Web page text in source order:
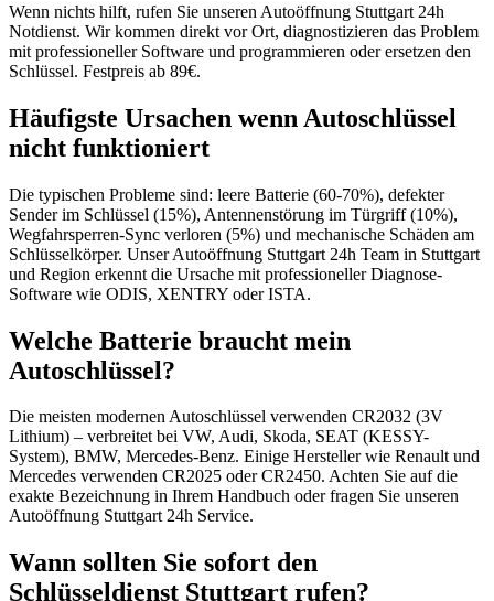
Wenn nichts hilft, rufen Sie unseren Autoöffnung Stuttgart 24h
Notdienst. Wir kommen direkt vor Ort, diagnostizieren das Problem
mit professioneller Software und programmieren oder ersetzen den
Schlüssel. Festpreis ab 89€.
Häufigste Ursachen wenn Autoschlüssel
nicht funktioniert
Die typischen Probleme sind: leere Batterie (60-70%), defekter
Sender im Schlüssel (15%), Antennenstörung im Türgriff (10%),
Wegfahrsperren-Sync verloren (5%) und mechanische Schäden am
Schlüsselkörper. Unser Autoöffnung Stuttgart 24h Team in Stuttgart
und Region erkennt die Ursache mit professioneller Diagnose-
Software wie ODIS, XENTRY oder ISTA.
Welche Batterie braucht mein
Autoschlüssel?
Die meisten modernen Autoschlüssel verwenden CR2032 (3V
Lithium) – verbreitet bei VW, Audi, Skoda, SEAT (KESSY-
System), BMW, Mercedes-Benz. Einige Hersteller wie Renault und
Mercedes verwenden CR2025 oder CR2450. Achten Sie auf die
exakte Bezeichnung in Ihrem Handbuch oder fragen Sie unseren
Autoöffnung Stuttgart 24h Service.
Wann sollten Sie sofort den
Schlüsseldienst Stuttgart rufen?